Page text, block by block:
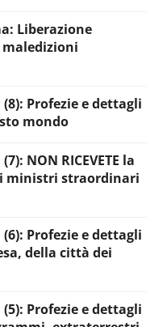
Liberazione
maledizioni
Profezie e dettagli
mondo
NON RICEVETE la
ministri straordinari
Profezie e dettagli
della città dei
Profezie e dettagli